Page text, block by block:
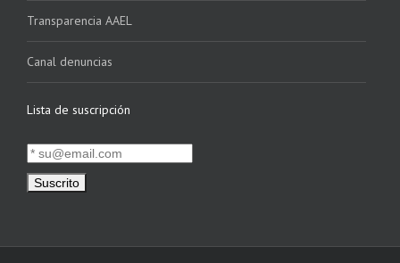
Transparencia AAEL
Canal denuncias
Lista de suscripción